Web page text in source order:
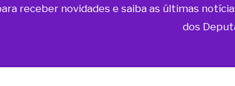
receber novidades e saiba as últimas
dos